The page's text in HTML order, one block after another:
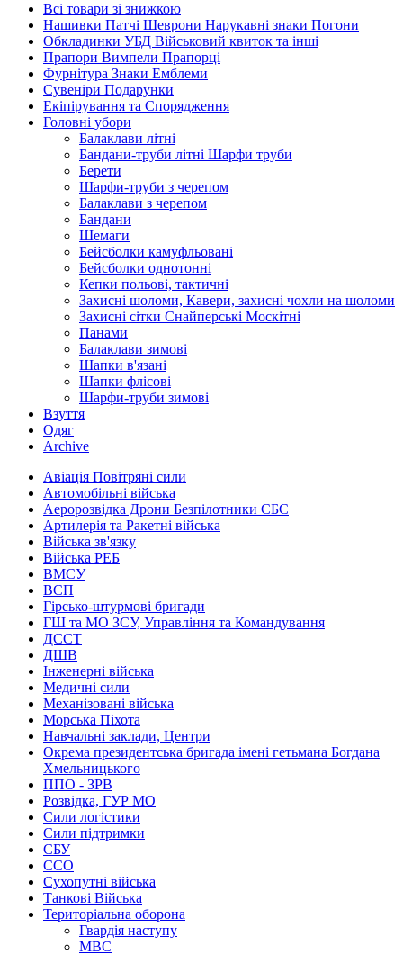
Всі товари зі знижкою
Нашивки Патчі Шеврони Нарукавні знаки Погони
Обкладинки УБД Військовий квиток та інші
Прапори Вимпели Прапорці
Фурнітура Знаки Емблеми
Сувеніри Подарунки
Екіпірування та Спорядження
Головні убори
Балаклави літні
Бандани-труби літні Шарфи труби
Берети
Шарфи-труби з черепом
Балаклави з черепом
Бандани
Шемаги
Бейсболки камуфльовані
Бейсболки однотонні
Кепки польові, тактичні
Захисні шоломи, Кавери, захисні чохли на шоломи
Захисні сітки Снайперські Москітні
Панами
Балаклави зимові
Шапки в'язані
Шапки флісові
Шарфи-труби зимові
Взуття
Одяг
Archive
Авіація Повітряні сили
Автомобільні війська
Аеророзвідка Дрони Безпілотники СБС
Артилерія та Ракетні війська
Війська зв'язку
Війська РЕБ
ВМСУ
ВСП
Гірсько-штурмові бригади
ГШ та МО ЗСУ, Управління та Командування
ДССТ
ДШВ
Інженерні війська
Медичні сили
Механізовані війська
Морська Піхота
Навчальні заклади, Центри
Окрема президентська бригада імені гетьмана Богдана
Хмельницького
ППО - ЗРВ
Розвідка, ГУР МО
Сили логістики
Сили підтримки
СБУ
ССО
Сухопутні війська
Танкові Війська
Територіальна оборона
Гвардія наступу
МВС